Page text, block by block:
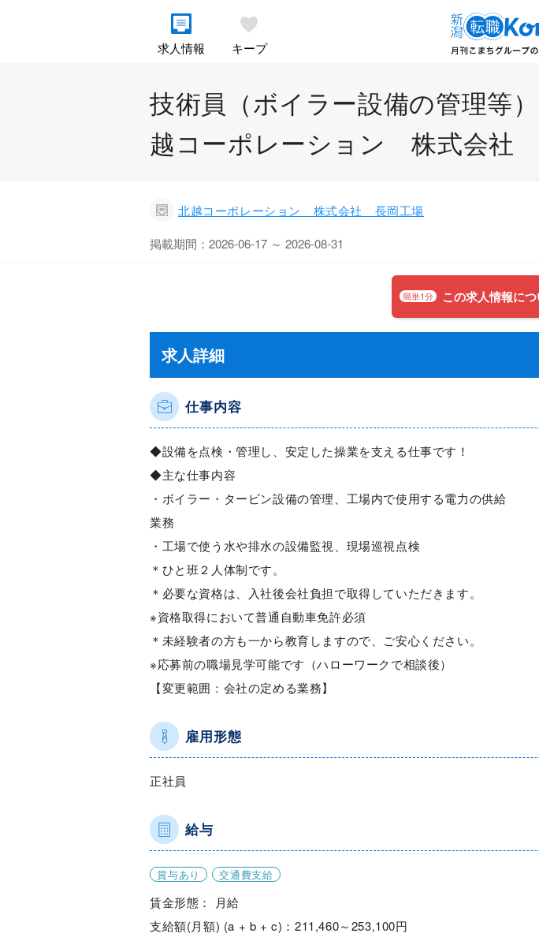
求人情報 キープ
技術員（ボイラー設備の管理等
越コーポレーション 株式会社
北越コーポレーション 株式会社 長岡工場
掲載期間：2026-06-17 ～ 2026-08-31
簡単1分 この求人情報に
求人詳細
仕事内容
◆設備を点検・管理し、安定した操業を支える仕事です！
◆主な仕事内容
・ボイラー・タービン設備の管理、工場内で使用する電力の供給
業務
・工場で使う水や排水の設備監視、現場巡視点検
＊ひと班２人体制です。
＊必要な資格は、入社後会社負担で取得していただきます。
※資格取得において普通自動車免許必須
＊未経験者の方も一から教育しますので、ご安心ください。
※応募前の職場見学可能です（ハローワークで相談後）
【変更範囲：会社の定める業務】
雇用形態
正社員
給与
賞与あり 交通費支給
賃金形態： 月給
支給額(月額) (a + b + c)：211,460～253,100円